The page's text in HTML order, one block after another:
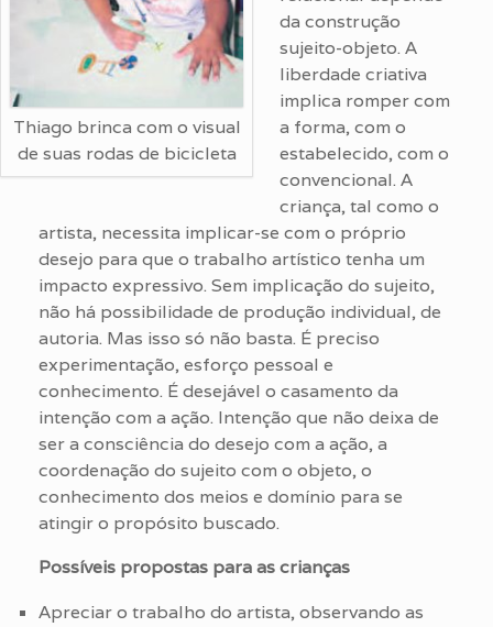
Thiago brinca com o visual
de suas rodas de bicicleta
da construção
sujeito-objeto. A
liberdade criativa
implica romper com
a forma, com o
estabelecido, com o
convencional. A
criança, tal como o
artista, necessita implicar-se com o próprio
desejo para que o trabalho artístico tenha um
impacto expressivo. Sem implicação do sujeito,
não há possibilidade de produção individual, de
autoria. Mas isso só não basta. É preciso
experimentação, esforço pessoal e
conhecimento. É desejável o casamento da
intenção com a ação. Intenção que não deixa de
ser a consciência do desejo com a ação, a
coordenação do sujeito com o objeto, o
conhecimento dos meios e domínio para se
atingir o propósito buscado.
Possíveis propostas para as crianças
Apreciar o trabalho do artista, observando as